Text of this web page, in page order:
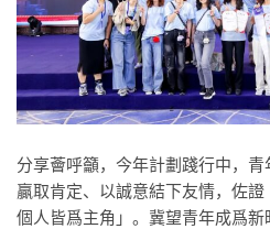
分享薈呼籲，今年計劃踐行中，
贏取肯定、以誠意結下友情，佐
個人皆爲主角」。冀望青年成爲